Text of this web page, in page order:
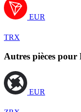
EUR
TRX
Autres pièces
EUR